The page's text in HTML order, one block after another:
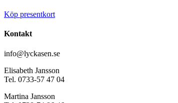
Köp presentkort
Kontakt
info@lyckasen.se
Elisabeth Jansson
Tel. 0733-57 47 04
Martina Jansson